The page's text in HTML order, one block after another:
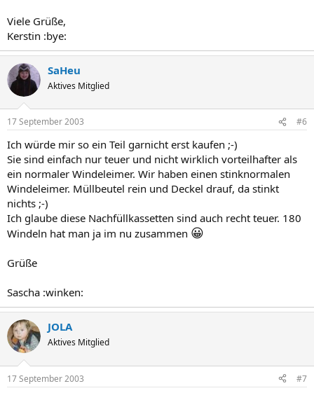
Viele Grüße,
Kerstin :bye:
SaHeu
Aktives Mitglied
17 September 2003 #6
Ich würde mir so ein Teil garnicht erst kaufen ;-)
Sie sind einfach nur teuer und nicht wirklich vorteilhafter als
ein normaler Windeleimer. Wir haben einen stinknormalen
Windeleimer. Müllbeutel rein und Deckel drauf, da stinkt
nichts ;-)
Ich glaube diese Nachfüllkassetten sind auch recht teuer. 180
Windeln hat man ja im nu zusammen 😀
Grüße
Sascha :winken:
JOLA
Aktives Mitglied
17 September 2003 #7